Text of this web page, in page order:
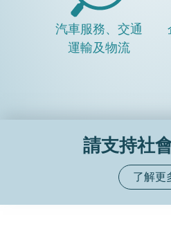
汽車服務、交通
運輸及物流
請支持社
了解更